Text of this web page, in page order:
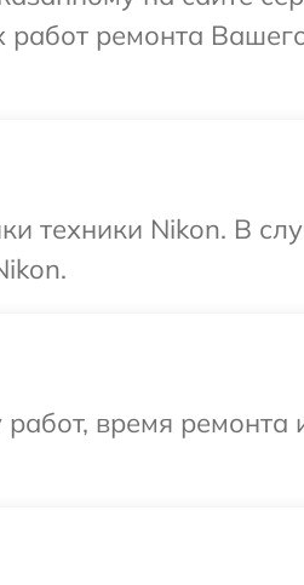
ремонта
техники Nikon. В
время ремонта